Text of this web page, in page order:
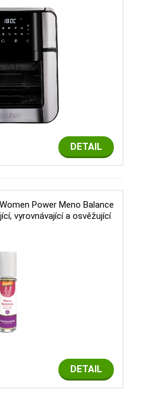
DETAIL
Power Meno Balance
vyrovnávající a osvěžující
DETAIL